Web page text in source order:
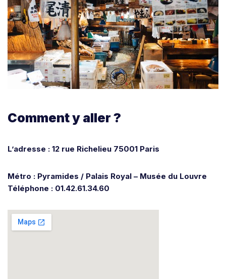
Comment y aller ?
L’adresse : 12 rue Richelieu 75001 Paris
Métro : Pyramides / Palais Royal – Musée du Louvre
Téléphone : 01.42.61.34.60